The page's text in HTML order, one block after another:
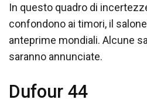
In questo quadro di
confondono ai timori, il
anteprime mondiali. Alcune
saranno annunciate.
Dufour 44